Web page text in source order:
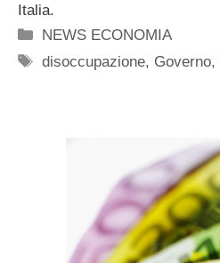
Italia.
Categorie
NEWS ECONOMIA
Tag
disoccupazione, Governo,